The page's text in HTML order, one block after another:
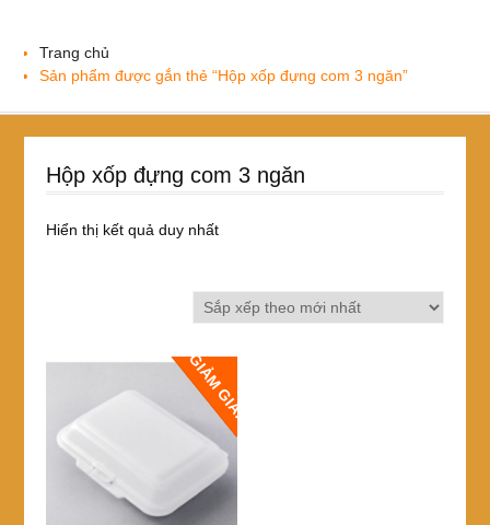
Trang chủ
Sản phẩm được gắn thẻ “Hộp xốp đựng com 3 ngăn”
Hộp xốp đựng com 3 ngăn
Hiển thị kết quả duy nhất
GIẢM GIÁ!